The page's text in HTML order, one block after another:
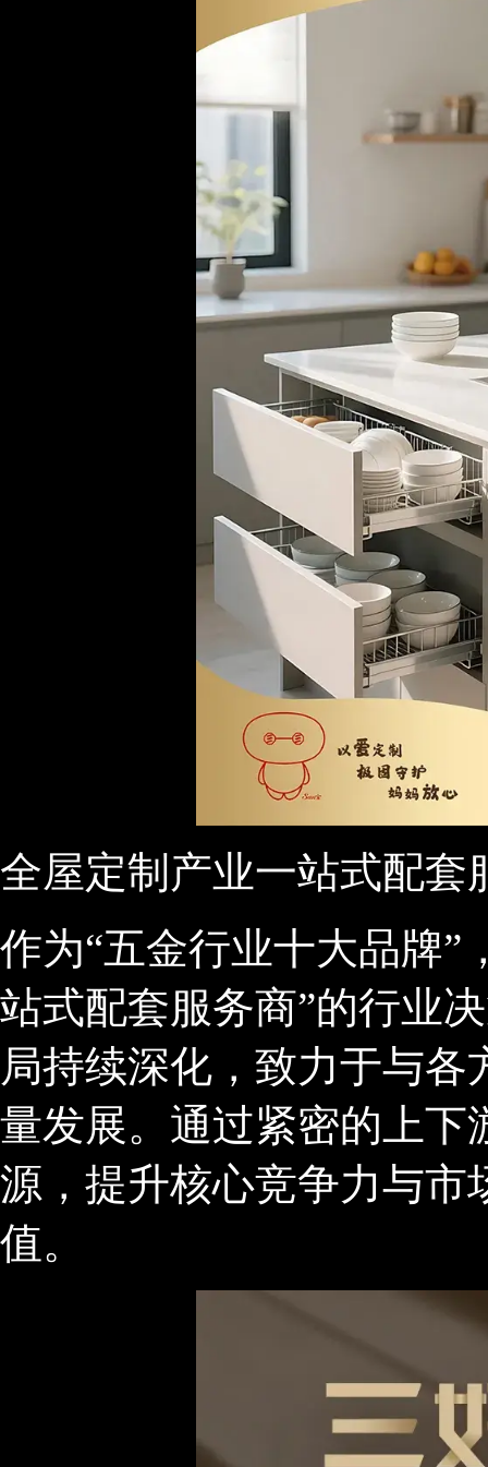
全屋定制产业一站式配套
作为“五金行业十大品牌”
站式配套服务商”的行业
局持续深化，致力于与
量发展。通过紧密的上下
源，提升核心竞争力与市
值。